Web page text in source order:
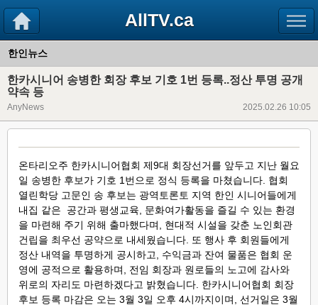
AllTV.ca
한인뉴스
한카시니어 송병한 회장 후보 기호 1번 등록..정산 투명 공개
약속 등
AnyNews 2025.02.26 10:05
온타리오주 한카시니어협회 제9대 회장선거를 앞두고 지난 월요
일 송병한 후보가 기호 1번으로 정식 등록을 마쳤습니다. 협회
열린학당 고문인 송 후보는 광역토론토 지역 한인 시니어들에게
내집 같은 공간과 평생교육, 문화여가활동을 즐길 수 있는 환경
을 마련해 주기 위해 출마했다며, 현대적 시설을 갖춘 노인회관
건립을 최우선 공약으로 내세웠습니다. 또 행사 후 회원들에게
정산 내역을 투명하게 공시하고, 수익금과 잔여 물품은 협회 운
영에 공적으로 활용하며, 전임 회장과 원로들의 노고에 감사와
위로의 자리도 마련하겠다고 밝혔습니다. 한카시니어협회 회장
후보 등록 마감은 오는 3월 3일 오후 4시까지이며, 선거일은 3월